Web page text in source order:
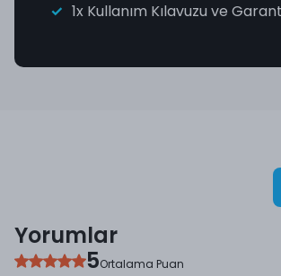
1x Kullanım Kılavuzu ve
Yorumlar
5Ortalama Puan